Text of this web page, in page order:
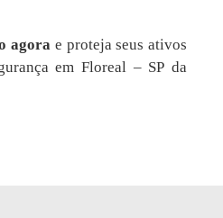
agora e proteja seus ativos
em Floreal – SP da